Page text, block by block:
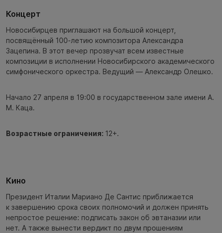
Концерт
Новосибирцев приглашают на большой концерт,
посвящённый 100-летию композитора Александра
Зацепина. В этот вечер прозвучат всем известные
композиции в исполнении Новосибирского академического
симфонического оркестра. Ведущий — Александр Олешко.
Начало 27 апреля в 19:00 в государственном зале имени А.
М. Каца.
Возрастные ограничения: 12+.
Кино
Президент Италии Мариано Де Сантис приближается
к завершению срока своих полномочий и должен принять
непростое решение: подписать закон об эвтаназии или
нет. А также вынести вердикт по двум прошениям